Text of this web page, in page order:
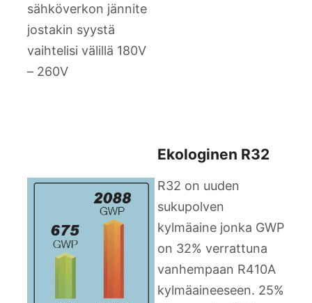
sähköverkon jännite
jostakin syystä
vaihtelisi välillä 180V
– 260V
Ekologinen R32
R32 on uuden
sukupolven
kylmäaine jonka GWP
on 32% verrattuna
vanhempaan R410A
kylmäaineeseen. 25%